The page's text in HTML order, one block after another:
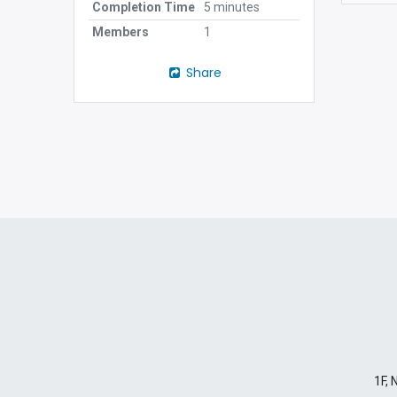
Completion Time
5 minutes
Members
1
Share
1F,